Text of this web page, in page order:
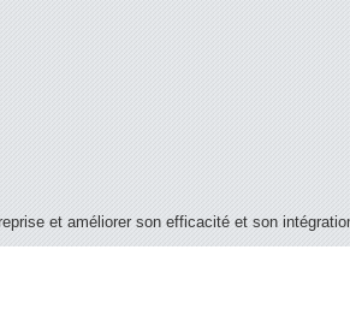
et améliorer son efficacité et son